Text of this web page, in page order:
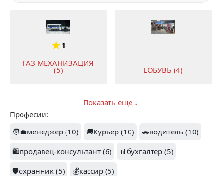
1
ГАЗ МЕХАНИЗАЦИЯ
(5) LОБУВЬ (4)
1.8
САМОКАТ (3)
4.5
БИЗНЕС ЮРИСТ (3)
Показать еще ↓
Професии:
🧑‍💼менеджер (10)
🚚Курьер (10)
🚗водитель (10)
🛍️продавец-консультант (6)
📊бухгалтер (5)
🛡️охранник (5)
💰кассир (5)